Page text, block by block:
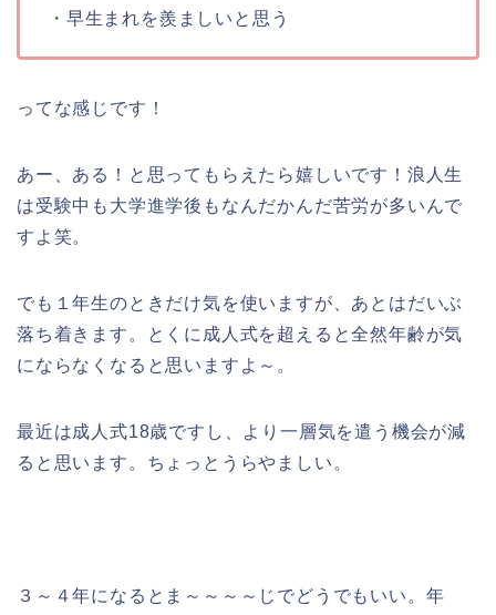
・早生まれを羨ましいと思う
ってな感じです！
あー、ある！と思ってもらえたら嬉しいです！浪人生
は受験中も大学進学後もなんだかんだ苦労が多いんで
すよ笑。
でも１年生のときだけ気を使いますが、あとはだいぶ
落ち着きます。とくに成人式を超えると全然年齢が気
にならなくなると思いますよ～。
最近は成人式18歳ですし、より一層気を遣う機会が減
ると思います。ちょっとうらやましい。
３～４年になるとま～～～～じでどうでもいい。年